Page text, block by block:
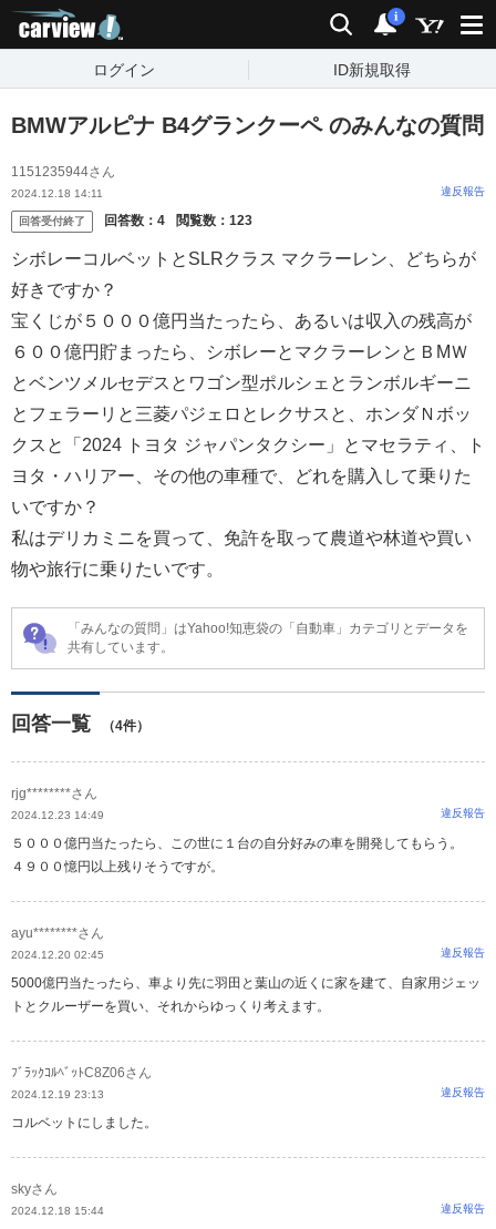
検索 通知
i
ログイン ID新規取得
BMWアルピナ B4グランクーペ のみんなの質問
1151235944さん
2024.12.18 14:11 違反報告
回答受付終了 回答数： 4 閲覧数： 123
シボレーコルベットとSLRクラス マクラーレン、どちらが
好きですか？
宝くじが５０００億円当たったら、あるいは収入の残高が
６００億円貯まったら、シボレーとマクラーレンとＢМＷ
とベンツメルセデスとワゴン型ポルシェとランボルギーニ
とフェラーリと三菱パジェロとレクサスと、ホンダＮボッ
クスと「2024 トヨタ ジャパンタクシー」とマセラティ、ト
ヨタ・ハリアー、その他の車種で、どれを購入して乗りた
いですか？
私はデリカミニを買って、免許を取って農道や林道や買い
物や旅行に乗りたいです。
「みんなの質問」はYahoo!知恵袋の「自動車」カテゴリとデータを
共有しています。
回答一覧 （4件）
rjg********さん
2024.12.23 14:49 違反報告
５０００億円当たったら、この世に１台の自分好みの車を開発してもらう。
４９００憶円以上残りそうですが。
ayu********さん
2024.12.20 02:45 違反報告
5000億円当たったら、車より先に羽田と葉山の近くに家を建て、自家用ジェッ
トとクルーザーを買い、それからゆっくり考えます。
ﾌﾞﾗｯｸｺﾙﾍﾞｯﾄC8Z06さん
2024.12.19 23:13 違反報告
コルベットにしました。
skyさん
2024.12.18 15:44 違反報告